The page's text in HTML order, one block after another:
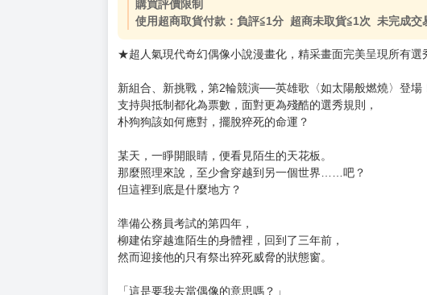
加價購 ( 共
(加購品) 買動漫★《$15元-加固紙箱包裝》
-
+
購買評價限制
使用超商取貨付款：負評≦1分 超商未取貨≦1次 未完成交
★超人氣現代奇幻偶像小說漫畫化，精采畫面完美呈現所有選
新組合、新挑戰，第2輪競演──英雄歌〈如太陽般燃燒〉登場！
朴狗狗該如何應對，擺脫猝死的命運？